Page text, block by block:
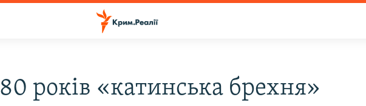
років «катинська брехня»